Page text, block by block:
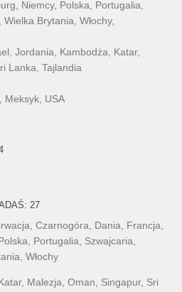
Niemcy, Polska, Portugalia,
Brytania, Włochy,
Jordania, Kambodża, Katar,
Lanka, Tajlandia
Meksyk, USA
27
Czarnogóra, Dania, Francja,
Portugalia, Szwajcaria,
Włochy
Malezja, Oman, Singapur, Sri